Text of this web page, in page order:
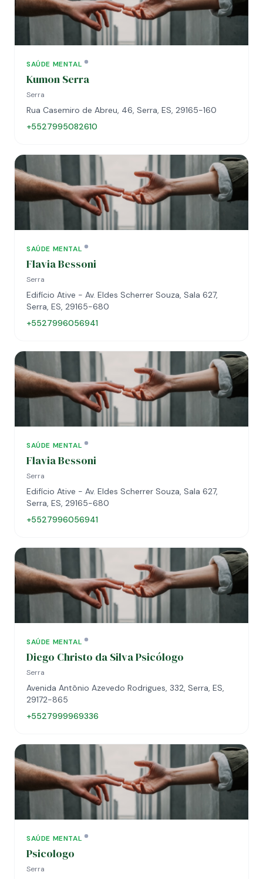
SAÚDE MENTAL
Kumon Serra
Serra
Rua Casemiro de Abreu, 46, Serra, ES, 29165-160
+5527995082610
SAÚDE MENTAL
Flavia Bessoni
Serra
Edifício Ative - Av. Eldes Scherrer Souza, Sala 627,
Serra, ES, 29165-680
+5527996056941
SAÚDE MENTAL
Flavia Bessoni
Serra
Edifício Ative - Av. Eldes Scherrer Souza, Sala 627,
Serra, ES, 29165-680
+5527996056941
SAÚDE MENTAL
Diego Christo da Silva Psicólogo
Serra
Avenida Antônio Azevedo Rodrigues, 332, Serra, ES,
29172-865
+5527999969336
SAÚDE MENTAL
Psicologo
Serra